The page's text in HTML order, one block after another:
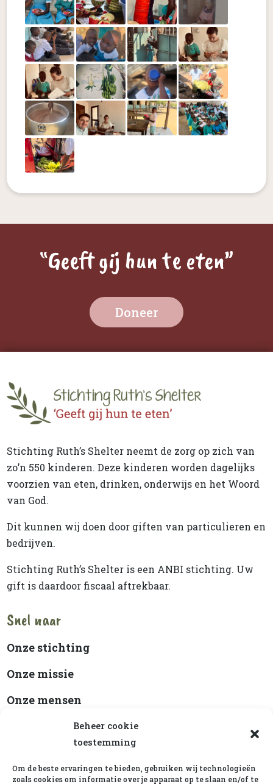
Beheer cookie
toestemming
Om de beste ervaringen te bieden, gebruiken wij technologieën
zoals cookies om informatie over je apparaat op te slaan en/of te
“Geeft gij hun te eten”
Doneer
Stichting Ruth’s Shelter neemt de zorg op zich van
zo’n 550 kinderen. Deze kinderen worden dagelijks
voorzien van eten, drinken, onderwijs en het Woord
van God.
Dit kunnen wij doen door giften van particulieren en
bedrijven.
Stichting Ruth’s Shelter is een ANBI stichting. Uw
gift is daardoor fiscaal aftrekbaar.
Snel naar
Onze stichting
Onze missie
Onze mensen
Beleidsplan
Cookiebeleid